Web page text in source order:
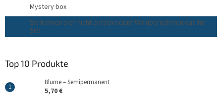
Mystery box
Sie können sich nicht entscheiden? Wir übernehmen das für
Sie!
Top 10 Produkte
Blume – Semipermanent
5,70 €